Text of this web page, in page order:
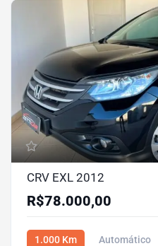
CRV EXL 2012
R$78.000,00
1.000 Km Automático